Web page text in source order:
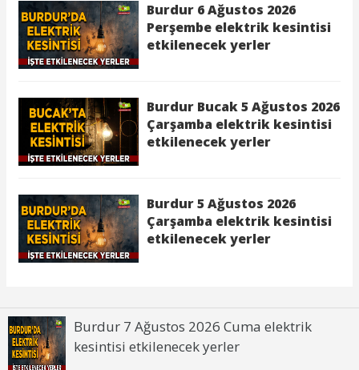
Burdur 7 Ağustos 2026 Cuma elektrik
kesintisi etkilenecek yerler